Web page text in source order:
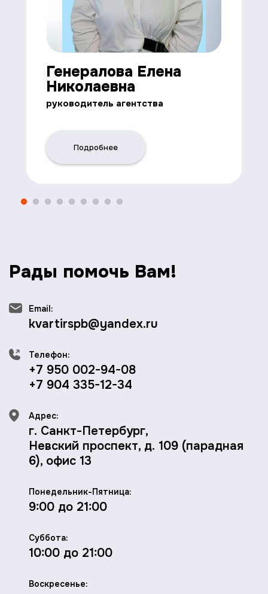
Генералова Елена
Николаевна
руководитель агентства
Подробнее
Рады помочь Вам!
Email:
kvartirspb@yandex.ru
Телефон:
+7 950 002-94-08
+7 904 335-12-34
Адрес:
г. Санкт-Петербург,
Невский проспект, д. 109 (парадная
6), офис 13
Понедельник-Пятница:
9:00 до 21:00
Суббота:
10:00 до 21:00
Воскресенье: